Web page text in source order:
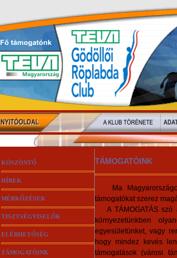
KÖSZÖNTŐ
HÍREK
MÉRKŐZÉSEK
TISZTSÉGVISELŐK
ELÉRHETŐSÉG
TÁMOGATÓINK
TÁMOGATÓINK
Ma
támogatókat szerez
A TÁMOGATÁS szó
környezetünkben
egyesületünket, vagy
hogy mindez kevés
támogatások (városi